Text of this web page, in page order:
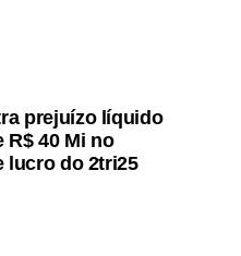
prejuízo líquido
40 Mi no
lucro do 2tri25